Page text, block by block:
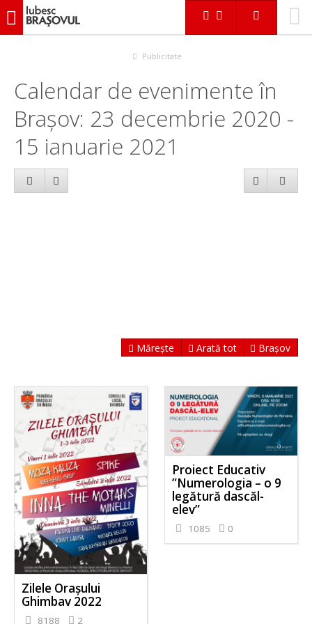
iubescbraşovul.ro
Publicitate
Calendar de evenimente în
Brașov: 23 decembrie 2020 -
15 ianuarie 2021
Mărește Arată tot Brașov
Zilele Orașului
Ghimbav 2022
8188 2
Proiect Educativ
”Numerologia – o 9
legătură dascăl-
elev”
1085 0